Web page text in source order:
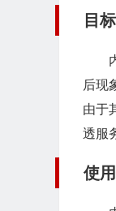
目
后现
由于
透服
使